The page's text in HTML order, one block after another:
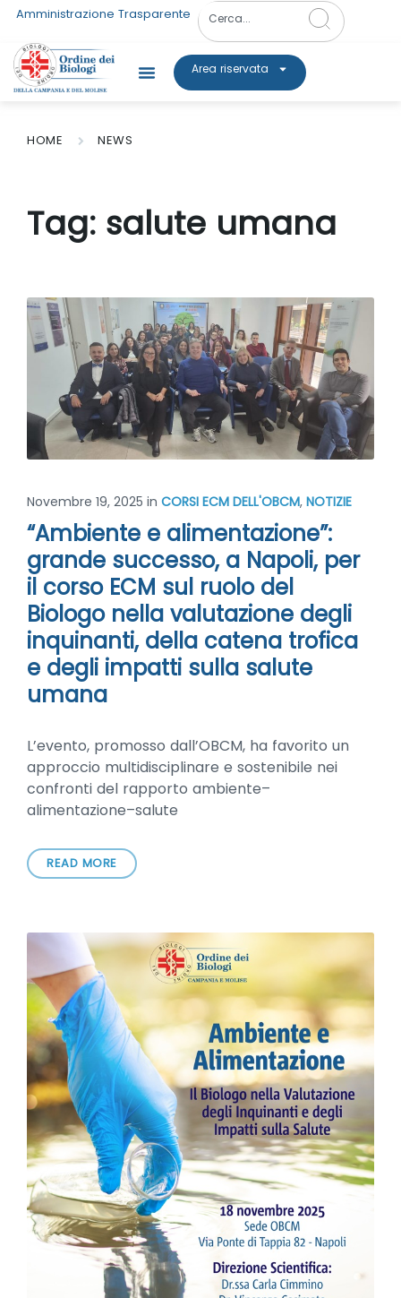
Amministrazione Trasparente
Area riservata
HOME NEWS
Tag: salute umana
Novembre 19, 2025 in CORSI ECM DELL'OBCM, NOTIZIE
“Ambiente e alimentazione”:
grande successo, a Napoli, per
il corso ECM sul ruolo del
Biologo nella valutazione degli
inquinanti, della catena trofica
e degli impatti sulla salute
umana
L’evento, promosso dall’OBCM, ha favorito un
approccio multidisciplinare e sostenibile nei
confronti del rapporto ambiente–
alimentazione–salute
READ MORE